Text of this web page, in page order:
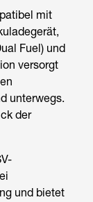
mit
Fuel) und
versorgt
unterwegs.
der
und bietet